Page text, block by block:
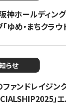
神ホールディン
ゆめ・まちクラ
らせ
ァンドレイジン
」